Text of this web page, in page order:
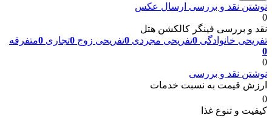
نوشتن نقد و بررسی ارسال عکس
0
نقد و بررسی فینگر کالکشن هتل
تفریحی خانوادگی 0تفریحی مجردی 0تفریحی زوج 0تجاری 0متفرقه
0
0
نوشتن نقد و بررسی
ارزش قیمت به نسبت خدمات
0
کیفیت و تنوع غذا